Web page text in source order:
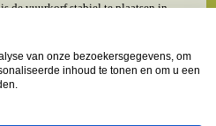
de vuurkorf stabiel te plaatsen in
we ook moderne haarden met
van onze bezoekersgegevens, om
inhoud te tonen en om u een